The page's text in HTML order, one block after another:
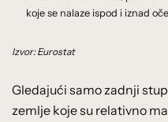
koje se nalaze ispod i iznad
Izvor: Eurostat
Gledajući samo zadnji
zemlje koje su relativno